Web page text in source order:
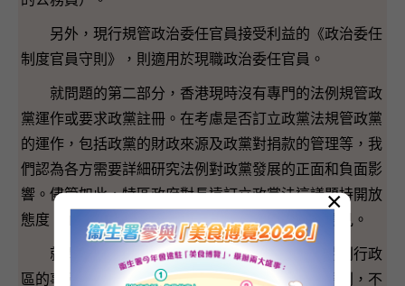
另外，現行規管政治委任官員接受利益的《政治委任
制度官員守則》，則適用於現職政治委任官員。
就問題的第二部分，香港現時沒有專門的法例規管政
黨運作或要求政黨註冊。在考慮是否訂立政黨法規管政黨
的運作，包括政黨的財政來源及政黨對捐款的管理等，我
們認為各方需要詳細研究法例對政黨發展的正面和負面影
響。儘管如此，特區政府對長遠訂立政黨法這議題持開放
態度，並樂意聽取立法會及社會各界就此提出的意見。
就問題的最後部分，香港的政制發展是香港特別行政
區的事務，屬於中國內政，外國政府應尊重這個原則，不
×